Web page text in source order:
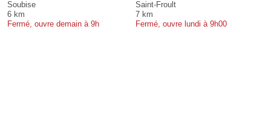
Soubise
6 km
Fermé, ouvre demain à 9h
Saint-Froult
7 km
Fermé, ouvre lundi à 9h00